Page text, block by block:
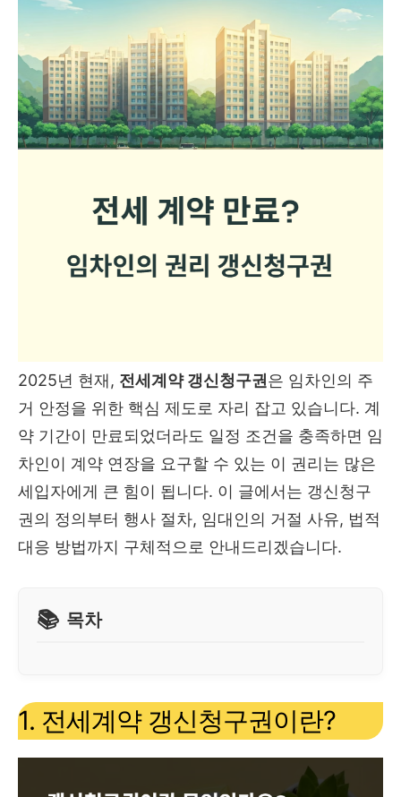
2025년 현재, 전세계약 갱신청구권 은 임차인의 주
거 안정을 위한 핵심 제도로 자리 잡고 있습니다. 계
약 기간이 만료되었더라도 일정 조건을 충족하면 임
차인이 계약 연장을 요구할 수 있는 이 권리는 많은
세입자에게 큰 힘이 됩니다. 이 글에서는 갱신청구
권의 정의부터 행사 절차, 임대인의 거절 사유, 법적
대응 방법까지 구체적으로 안내드리겠습니다.
목차
1. 전세계약 갱신청구권이란?